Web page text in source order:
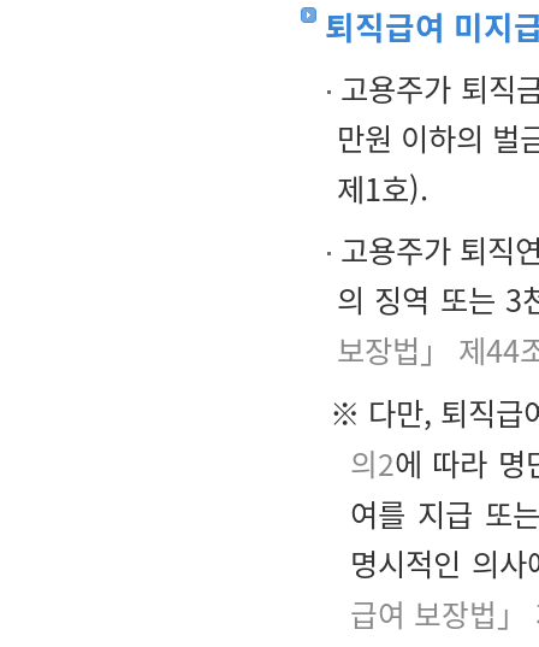
퇴직급여 미지
고용주가 퇴직
만원 이하의 벌
제1호).
고용주가 퇴직
의 징역 또는 3
보장법」 제44
※ 다만, 퇴직급
의2에 따라 명
여를 지급 또
명시적인 의
급여 보장법」